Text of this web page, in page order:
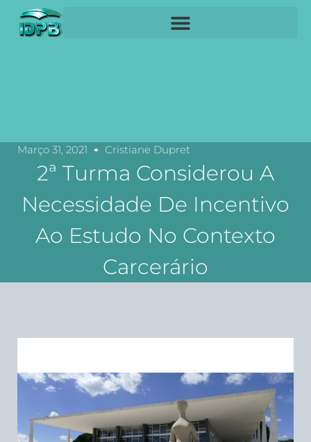
Março 31, 2021 Cristiane Dupret
2ª Turma Considerou A
Necessidade De Incentivo
Ao Estudo No Contexto
Carcerário